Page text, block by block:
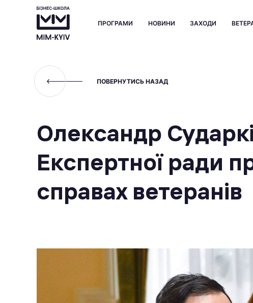
ПРОГРАМИ НОВИНИ ЗАХОДИ
ПОВЕРНУТИСЬ НАЗАД
Олександр
Експертної ради
справах ветеранів